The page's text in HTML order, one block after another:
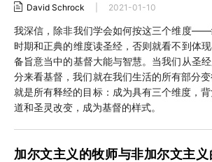
David Schrock 2021-01-10
我深信，除非我们学会如何按这三个维度——
时期和正典的维度读圣经，否则就看不到体
备旨意当中的基督大能与智慧。当我们从圣
分来看基督，我们就在我们生活的所有部分
就是所有释经的目标：成为具有三个维度，
道和圣灵改变，成为基督的样式。
加尔文主义的牧师与非加尔文主义